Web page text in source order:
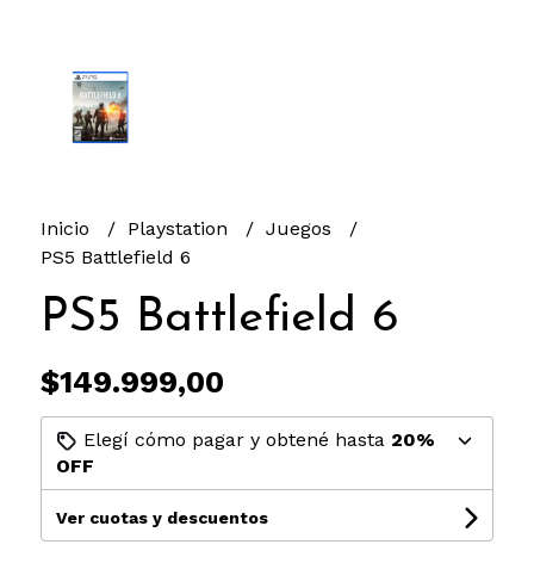
Inicio Playstation
Juegos
PS5 Battlefield 6
PS5 Battlefield 6
$149.999,00
Elegí cómo pagar y obtené hasta 20%
OFF
Ver cuotas y descuentos